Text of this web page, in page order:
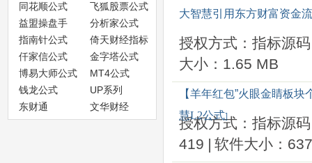
同花顺公式
飞狐股票公式
益盟操盘手
分析家公式
指南针公式
倚天财经指标
仟家信公式
金字塔公式
博易大师公式
MT4公式
钱龙公式
UP系列
东财通
文华财经
大智慧引用东方财富资金
授权方式：指标源码
大小：1.65 MB
【羊年红包”火眼金睛板
慧L2公式]
授权方式：指标源码
419 | 软件大小：